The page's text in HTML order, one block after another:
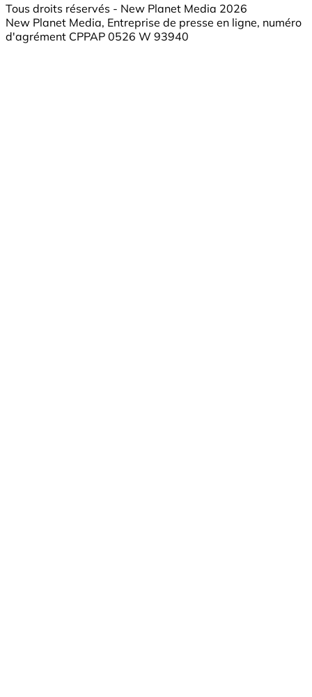
Tous droits réservés - New Planet Media 2026
New Planet Media, Entreprise de presse en ligne, numéro
d'agrément CPPAP 0526 W 93940